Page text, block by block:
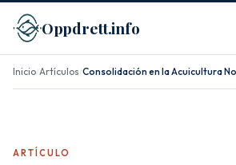
Oppdrett.info
Inicio/Artículos/Consolidación en la Acuicultura
ARTÍCULO